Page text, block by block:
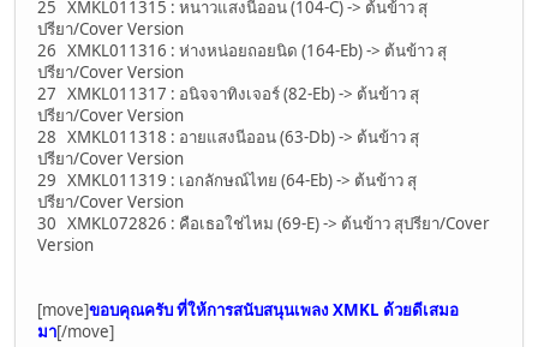
25 XMKL011315 : หนาวแสงนีออน (104-C) -> ต้นข้าว สุ
ปรียา/Cover Version
26 XMKL011316 : ห่างหน่อยถอยนิด (164-Eb) -> ต้นข้าว สุ
ปรียา/Cover Version
27 XMKL011317 : อนิจจาทิงเจอร์ (82-Eb) -> ต้นข้าว สุ
ปรียา/Cover Version
28 XMKL011318 : อายแสงนีออน (63-Db) -> ต้นข้าว สุ
ปรียา/Cover Version
29 XMKL011319 : เอกลักษณ์ไทย (64-Eb) -> ต้นข้าว สุ
ปรียา/Cover Version
30 XMKL072826 : คือเธอใช่ไหม (69-E) -> ต้นข้าว สุปรียา/Cover
Version
[move]ขอบคุณครับ ที่ให้การสนับสนุนเพลง XMKL ด้วยดีเสมอ
มา[/move]